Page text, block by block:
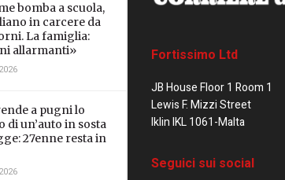
bomba a scuola,
in carcere da
La famiglia:
allarmanti»
a pugni lo
di un’auto in sosta
27enne resta in
Fortissimo Ltd
JB House Floor 1 Room 1
Lewis F. Mizzi Street
Iklin IKL 1061-Malta
Seguici sui social